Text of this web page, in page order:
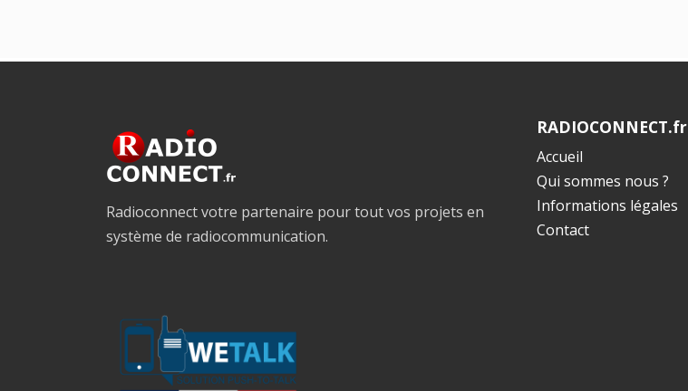
Radioconnect votre partenaire pour tout vos projets en
système de radiocommunication.
RADIOCONNECT.fr
Accueil
Qui sommes nous ?
Informations légales
Contact